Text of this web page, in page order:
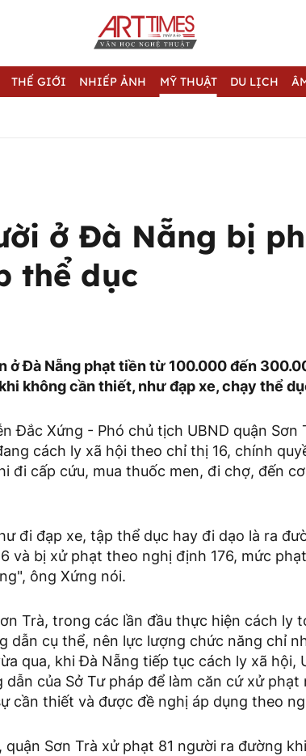
THẾ GIỚI NHIẾP ẢNH MỸ THUẬT DU LỊCH
ở Đà Nẵng bị
thể dục
ở Đà Nẵng phạt tiền từ 100.000 đến
không cần thiết, như đạp xe, chạy thể
Đắc Xứng - Phó chủ tịch UBND quận Sơn
cách ly xã hội theo chỉ thị 16, chính
đi cấp cứu, mua thuốc men, đi chợ, đến
đi đạp xe, tập thể dục hay đi dạo là ra
và bị xử phạt theo nghị định 176, mức
ông Xứng nói.
Trà, trong các lần đầu thực hiện cách ly
dẫn cụ thể, nên lực lượng chức năng chỉ
qua, khi Đà Nẵng tiếp tục cách ly xã hội,
dẫn của Sở Tư pháp để làm căn cứ xử
cần thiết và được đề nghị áp dụng theo
quận Sơn Trà xử phạt 81 người ra đường